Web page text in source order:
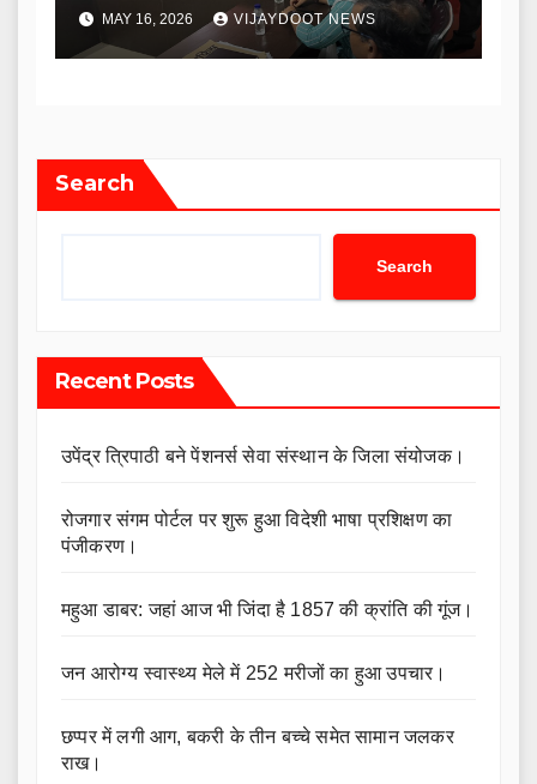
MAY 16, 2026 VIJAYDOOT NEWS
Search
Search
Recent Posts
उपेंद्र त्रिपाठी बने पेंशनर्स सेवा संस्थान के जिला संयोजक।
रोजगार संगम पोर्टल पर शुरू हुआ विदेशी भाषा प्रशिक्षण का
पंजीकरण।
महुआ डाबर: जहां आज भी जिंदा है 1857 की क्रांति की गूंज।
जन आरोग्य स्वास्थ्य मेले में 252 मरीजों का हुआ उपचार।
छप्पर में लगी आग, बकरी के तीन बच्चे समेत सामान जलकर
राख।